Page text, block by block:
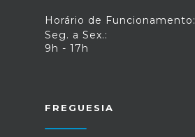
Horário de Funcionamento:
Seg. a Sex.:
9h - 17h
FREGUESIA